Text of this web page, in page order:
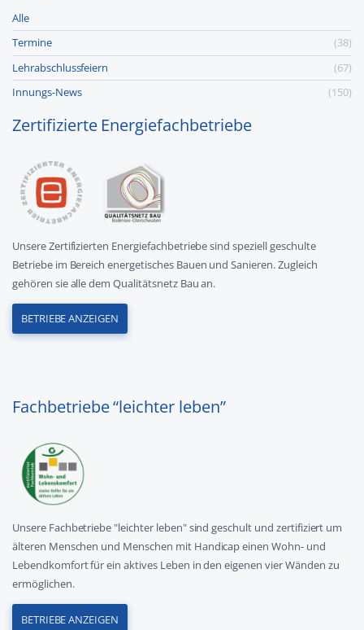
Alle
Termine
(38)
Lehr­abschluss­feiern
(67)
Innungs-News
(150)
Zertifizierte Energiefachbetriebe
Unsere Zertifizierten Energiefachbetriebe sind speziell geschulte
Betriebe im Bereich energetisches Bauen und Sanieren. Zugleich
gehören sie alle dem Qualitätsnetz Bau an.
BETRIEBE ANZEIGEN
Fachbetriebe “leichter leben”
Unsere Fachbetriebe "leichter leben" sind geschult und zertifiziert um
älteren Menschen und Menschen mit Handicap einen Wohn- und
Lebendkomfort für ein aktives Leben in den eigenen vier Wänden zu
ermöglichen.
BETRIEBE ANZEIGEN